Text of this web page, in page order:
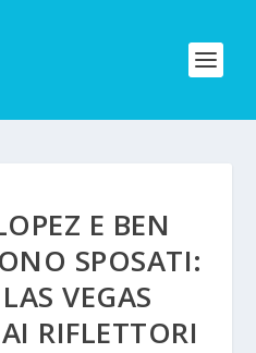
E BEN
SPOSATI:
VEGAS
RIFLETTORI